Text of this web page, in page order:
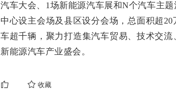
汽车大会、1场新能源汽车展和N个汽车主
中心设主会场及县区设分会场，总面积超
车超千辆，聚力打造集汽车贸易、技术交
新能源汽车产业盛会。
收藏